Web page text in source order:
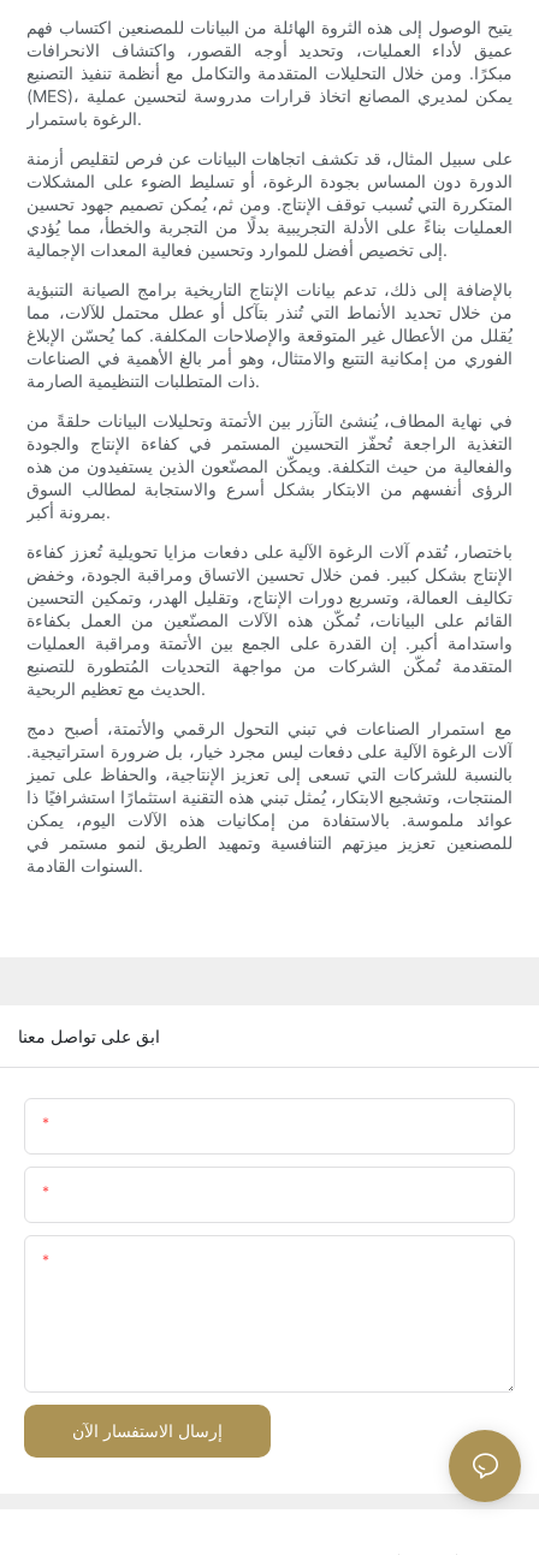
يتيح الوصول إلى هذه الثروة الهائلة من البيانات للمصنعين اكتساب فهم
عميق لأداء العمليات، وتحديد أوجه القصور، واكتشاف الانحرافات
مبكرًا. ومن خلال التحليلات المتقدمة والتكامل مع أنظمة تنفيذ التصنيع
(MES)، يمكن لمديري المصانع اتخاذ قرارات مدروسة لتحسين عملية
الرغوة باستمرار.
على سبيل المثال، قد تكشف اتجاهات البيانات عن فرص لتقليص أزمنة
الدورة دون المساس بجودة الرغوة، أو تسليط الضوء على المشكلات
المتكررة التي تُسبب توقف الإنتاج. ومن ثم، يُمكن تصميم جهود تحسين
العمليات بناءً على الأدلة التجريبية بدلًا من التجربة والخطأ، مما يُؤدي
إلى تخصيص أفضل للموارد وتحسين فعالية المعدات الإجمالية.
بالإضافة إلى ذلك، تدعم بيانات الإنتاج التاريخية برامج الصيانة التنبؤية
من خلال تحديد الأنماط التي تُنذر بتآكل أو عطل محتمل للآلات، مما
يُقلل من الأعطال غير المتوقعة والإصلاحات المكلفة. كما يُحسّن الإبلاغ
الفوري من إمكانية التتبع والامتثال، وهو أمر بالغ الأهمية في الصناعات
ذات المتطلبات التنظيمية الصارمة.
في نهاية المطاف، يُنشئ التآزر بين الأتمتة وتحليلات البيانات حلقةً من
التغذية الراجعة تُحفّز التحسين المستمر في كفاءة الإنتاج والجودة
والفعالية من حيث التكلفة. ويمكّن المصنّعون الذين يستفيدون من هذه
الرؤى أنفسهم من الابتكار بشكل أسرع والاستجابة لمطالب السوق
بمرونة أكبر.
باختصار، تُقدم آلات الرغوة الآلية على دفعات مزايا تحويلية تُعزز كفاءة
الإنتاج بشكل كبير. فمن خلال تحسين الاتساق ومراقبة الجودة، وخفض
تكاليف العمالة، وتسريع دورات الإنتاج، وتقليل الهدر، وتمكين التحسين
القائم على البيانات، تُمكّن هذه الآلات المصنّعين من العمل بكفاءة
واستدامة أكبر. إن القدرة على الجمع بين الأتمتة ومراقبة العمليات
المتقدمة تُمكّن الشركات من مواجهة التحديات المُتطورة للتصنيع
الحديث مع تعظيم الربحية.
مع استمرار الصناعات في تبني التحول الرقمي والأتمتة، أصبح دمج
آلات الرغوة الآلية على دفعات ليس مجرد خيار، بل ضرورة استراتيجية.
بالنسبة للشركات التي تسعى إلى تعزيز الإنتاجية، والحفاظ على تميز
المنتجات، وتشجيع الابتكار، يُمثل تبني هذه التقنية استثمارًا استشرافيًا ذا
عوائد ملموسة. بالاستفادة من إمكانيات هذه الآلات اليوم، يمكن
للمصنعين تعزيز ميزتهم التنافسية وتمهيد الطريق لنمو مستمر في
السنوات القادمة.
ابق على تواصل معنا
إرسال الاستفسار الآن